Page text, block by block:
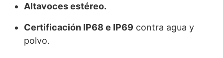
Altavoces estéreo.
Certificación IP68 e IP69 contra agua y
polvo.